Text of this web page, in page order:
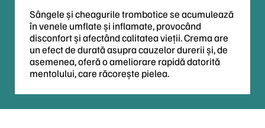
Sângele și cheagurile trombotice se acumulează
în venele umflate și inflamate, provocând
disconfort și afectând calitatea vieții. Crema are
un efect de durată asupra cauzelor durerii și, de
asemenea, oferă o ameliorare rapidă datorită
mentolului, care răcorește pielea.